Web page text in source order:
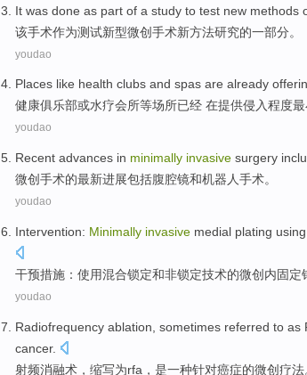
It was done as part of a study to test new methods
该手术作为测试新型微创手术新方法研究的一部分。
youdao
Places like health clubs and spas are already
健康俱乐部或水疗会所等场所已经 在提供侵入程度最
youdao
Recent advances in minimally invasive surgery
微创手术的最新进展包括腹腔镜和机器人手术。
youdao
Intervention: Minimally invasive medial plating using
干预措施 ： 使用混合锁定和非锁定技术的微创 内固定
youdao
Radiofrequency ablation sometimes referred to as
cancer.
射频消融术 ， 缩写为rfa ， 是一种针对癌症的微创疗法